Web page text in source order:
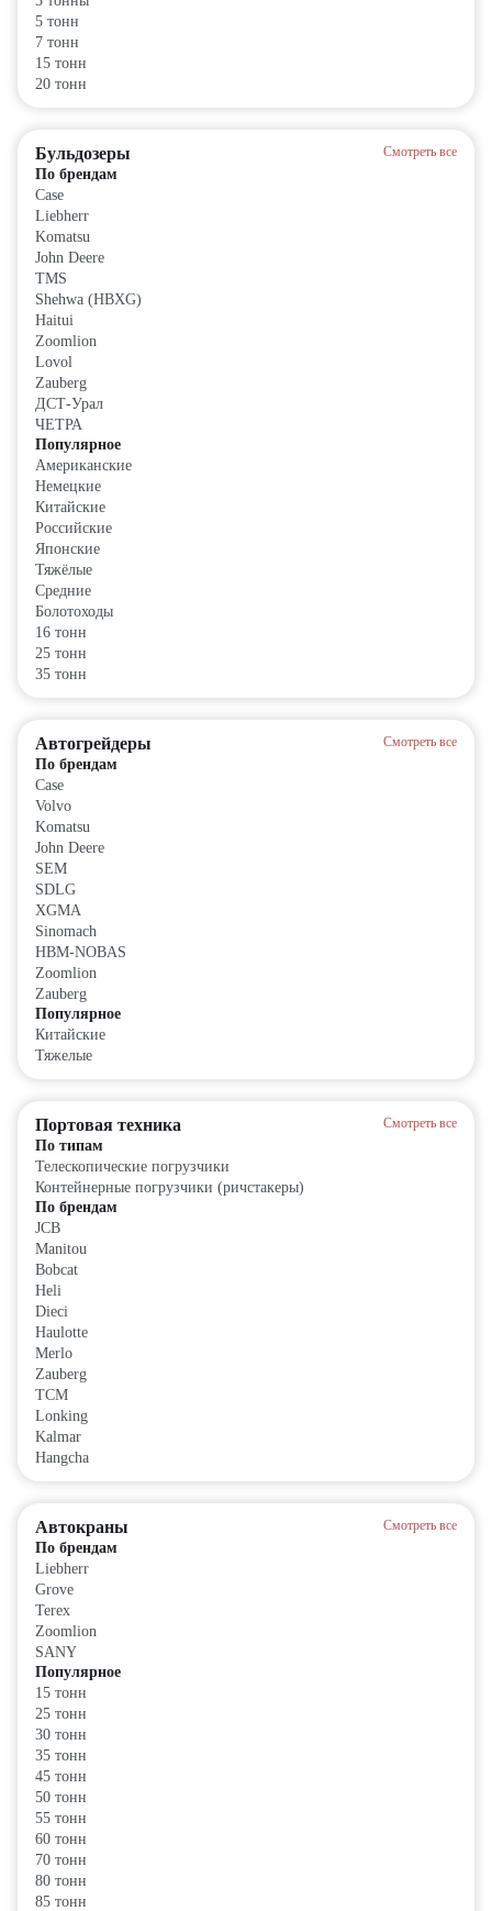
5 тонн
7 тонн
15 тонн
20 тонн
Бульдозеры Смотреть все
По брендам
Case
Liebherr
Komatsu
John Deere
TMS
Shehwa (HBXG)
Haitui
Zoomlion
Lovol
Zauberg
ДСТ-Урал
ЧЕТРА
Популярное
Американские
Немецкие
Китайские
Российские
Японские
Тяжёлые
Средние
Болотоходы
16 тонн
25 тонн
35 тонн
Автогрейдеры Смотреть все
По брендам
Case
Volvo
Komatsu
John Deere
SEM
SDLG
XGMA
Sinomach
HBM-NOBAS
Zoomlion
Zauberg
Популярное
Китайские
Тяжелые
Портовая техника Смотреть все
По типам
Телескопические погрузчики
Контейнерные погрузчики (ричстакеры)
По брендам
JCB
Manitou
Bobcat
Heli
Dieci
Haulotte
Merlo
Zauberg
TCM
Lonking
Kalmar
Hangcha
Автокраны Смотреть все
По брендам
Liebherr
Grove
Terex
Zoomlion
SANY
Популярное
15 тонн
25 тонн
30 тонн
35 тонн
45 тонн
50 тонн
55 тонн
60 тонн
70 тонн
80 тонн
85 тонн